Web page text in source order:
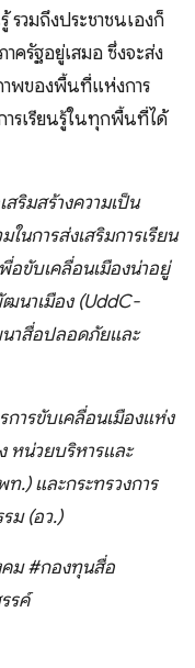
รวมถึงประชาชนเองก็
ครัฐอยู่เสมอ ซึ่งจะส่ง
าพของพื้นที่แห่งการ
ารเรียนรู้ในทุกพื้นที่ได้
ริมสร้างความเป็น
นการส่งเสริมการเรียน
อขับเคลื่อนเมืองน่าอยู่
นาเมือง (UddC-
าสื่อปลอดภัยและ
ารขับเคลื่อนเมืองแห่ง
หน่วยบริหารและ
.) และกระทรวงการ
ม (อว.)
คม #กองทุนสื่อ
รค์